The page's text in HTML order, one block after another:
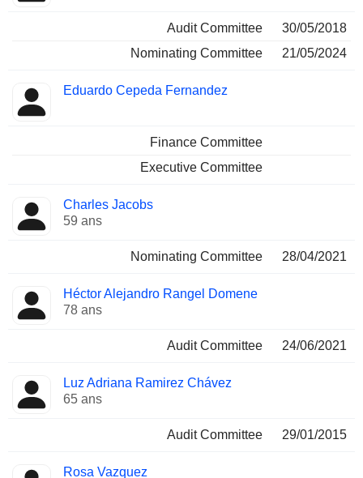
Audit Committee
30/05/2018
Nominating Committee
21/05/2024
Eduardo Cepeda Fernandez
Finance Committee
Executive Committee
Charles Jacobs
59 ans
Nominating Committee 28/04/2021
Héctor Alejandro Rangel Domene
78 ans
Audit Committee 24/06/2021
Luz Adriana Ramirez Chávez
65 ans
Audit Committee 29/01/2015
Rosa Vazquez